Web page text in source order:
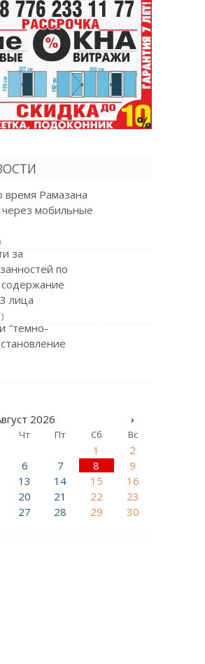
время Рамазана
мобильные
за
по
содержание
лица
″темно-
2026 ›
Чт Пт Сб Вс
1
2
6 7 8
9
13 14 15
16
20 21 22
23
27 28 29
30